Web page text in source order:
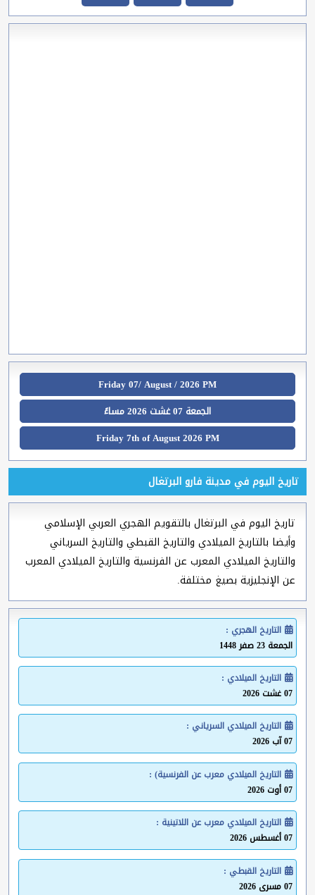
Friday 07/ August / 2026 PM
الجمعة 07 غشت 2026 مساءً
Friday 7th of August 2026 PM
تاريخ اليوم في مدينة فارو البرتغال
تاريخ اليوم في البرتغال بالتقويم الهجري العربي الإسلامي
وأيضا بالتاريخ الميلادي والتاريخ القبطي والتاريخ السرياني
والتاريخ الميلادي المعرب عن الفرنسية والتاريخ الميلادي المعرب
عن الإنجليزية بصيغ مختلفة.
التاريخ الهجري :
الجمعة 23 صفر 1448
التاريخ الميلادي :
07 غشت 2026
التاريخ الميلادي السرياني :
07 آب 2026
التاريخ الميلادي معرب عن الفرنسية) :
07 أوت 2026
التاريخ الميلادي معرب عن اللاتينية :
07 أغسطس 2026
التاريخ القبطي :
07 مسرى 2026